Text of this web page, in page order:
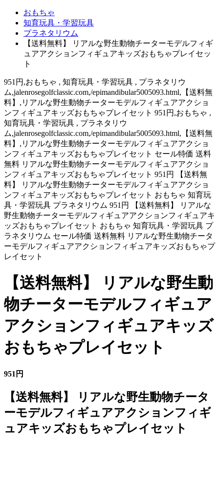
おもちゃ
知育玩具・学習玩具
プラネタリウム
【送料無料】 リアルな野生動物チーターモデルフィギ
ュアアクションフィギュアキッズおもちゃプレイセッ
ト
951円,おもちゃ , 知育玩具・学習玩具 , プラネタリウ
ム,jalenrosegolfclassic.com,/epimandibular5005093.html,【送料無
料】,リアルな野生動物チーターモデルフィギュアアクショ
ンフィギュアキッズおもちゃプレイセット 951円,おもちゃ ,
知育玩具・学習玩具 , プラネタリウ
ム,jalenrosegolfclassic.com,/epimandibular5005093.html,【送料無
料】,リアルな野生動物チーターモデルフィギュアアクショ
ンフィギュアキッズおもちゃプレイセット セール特価 送料
無料 リアルな野生動物チーターモデルフィギュアアクショ
ンフィギュアキッズおもちゃプレイセット 951円 【送料無
料】 リアルな野生動物チーターモデルフィギュアアクショ
ンフィギュアキッズおもちゃプレイセット おもちゃ 知育玩
具・学習玩具 プラネタリウム 951円 【送料無料】 リアルな
野生動物チーターモデルフィギュアアクションフィギュアキ
ッズおもちゃプレイセット おもちゃ 知育玩具・学習玩具 プ
ラネタリウム セール特価 送料無料 リアルな野生動物チータ
ーモデルフィギュアアクションフィギュアキッズおもちゃプ
レイセット
【送料無料】 リアルな野生動
物チーターモデルフィギュア
アクションフィギュアキッズ
おもちゃプレイセット
951円
【送料無料】 リアルな野生動物チータ
ーモデルフィギュアアクションフィギ
ュアキッズおもちゃプレイセット